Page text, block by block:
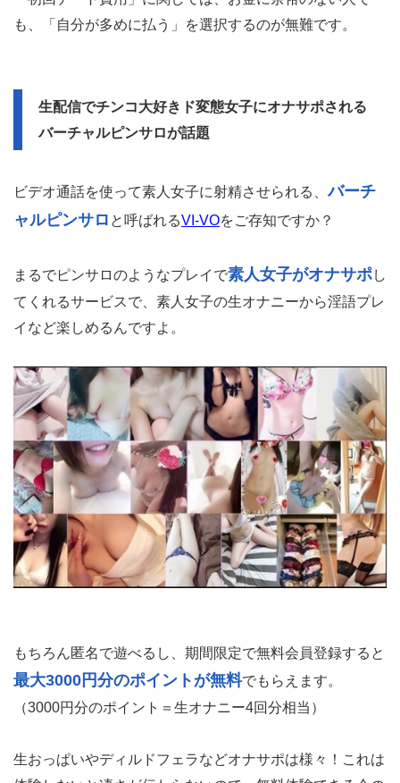
も、「自分が多めに払う」を選択するのが無難です。
生配信でチンコ大好きド変態女子にオナサポされる
バーチャルピンサロが話題
ビデオ通話を使って素人女子に射精させられる、バーチ
ャルピンサロ と呼ばれるVI-VOをご存知ですか？
まるでピンサロのようなプレイで素人女子がオナサポし
てくれるサービスで、素人女子の生オナニーから淫語プレ
イなど楽しめるんですよ。
もちろん匿名で遊べるし、期間限定で無料会員登録すると
最大3000円分のポイントが無料でもらえます。
（3000円分のポイント＝生オナニー4回分相当）
生おっぱいやディルドフェラなどオナサポは様々！これは